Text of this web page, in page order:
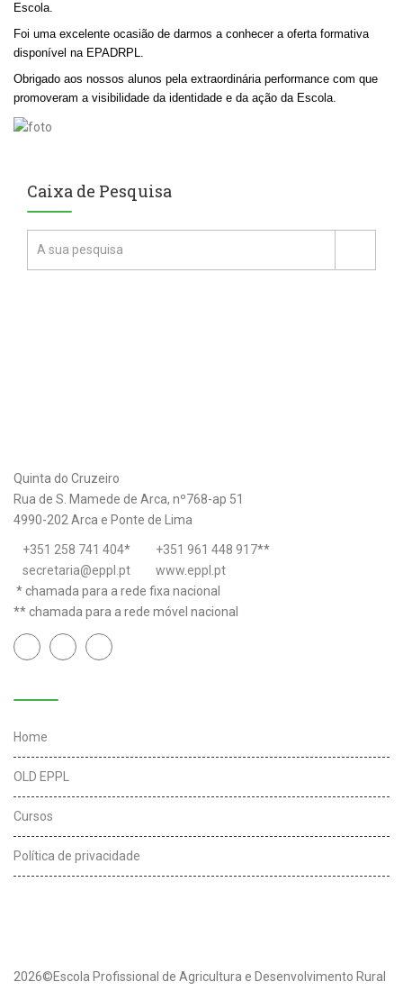
Escola.
Foi uma excelente ocasião de darmos a conhecer a oferta formativa
disponível na EPADRPL.
Obrigado aos nossos alunos pela extraordinária performance com que
promoveram a visibilidade da identidade e da ação da Escola.
Caixa de Pesquisa
Quinta do Cruzeiro
Rua de S. Mamede de Arca, nº768-ap 51
4990-202 Arca e Ponte de Lima
+351 258 741 404* +351 961 448 917**
secretaria@eppl.pt
www.eppl.pt
* chamada para a rede fixa nacional
** chamada para a rede móvel nacional
Home
OLD EPPL
Cursos
Política de privacidade
2026©Escola Profissional de Agricultura e Desenvolvimento Rural